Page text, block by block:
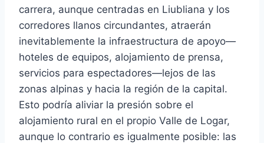
carrera, aunque centradas en Liubliana y los
corredores llanos circundantes, atraerán
inevitablemente la infraestructura de apoyo—
hoteles de equipos, alojamiento de prensa,
servicios para espectadores—lejos de las
zonas alpinas y hacia la región de la capital.
Esto podría aliviar la presión sobre el
alojamiento rural en el propio Valle de Logar,
aunque lo contrario es igualmente posible: las